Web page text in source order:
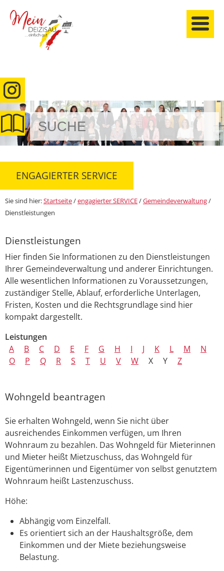
anmelden
ENGAGIERTER SERVICE
Sie sind hier:Startseite/engagierter SERVICE/Gemeindeverwaltung/
Dienstleistungen
Dienstleistungen
Hier finden Sie Informationen zu den Dienstleistungen
Ihrer Gemeindeverwaltung und anderer Einrichtungen.
Alle wesentlichen Informationen zu Voraussetzungen,
zuständiger Stelle, Ablauf, erforderliche Unterlagen,
Fristen, Kosten und die Rechtsgrundlage sind hier
kompakt dargestellt.
Leistungen
A
B C D E F G H I J K L M
N
O
P Q R S T U V W X Y Z
Wohngeld beantragen
Sie erhalten Wohngeld, wenn Sie nicht über
ausreichendes Einkommen verfügen, um Ihren
Wohnraum zu bezahlen. Das Wohngeld für Mieterinnen
und Mieter heißt Mietzuschuss, das Wohngeld für
Eigentümerinnen und Eigentümer von selbst genutztem
Wohnraum heißt Lastenzuschuss.
Höhe:
Abhängig vom Einzelfall.
Es orientiert sich an der Haushaltsgröße, dem
Einkommen und der Miete beziehungsweise
Belastung.